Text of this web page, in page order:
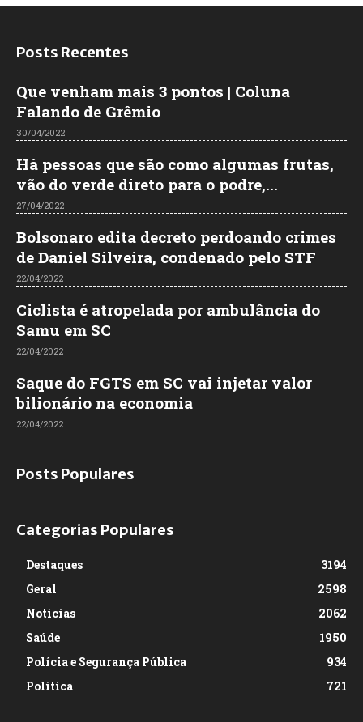
Posts Recentes
Que venham mais 3 pontos | Coluna
Falando de Grêmio
30/04/2022
Há pessoas que são como algumas frutas,
vão do verde direto para o podre,...
27/04/2022
Bolsonaro edita decreto perdoando crimes
de Daniel Silveira, condenado pelo STF
22/04/2022
Ciclista é atropelada por ambulância do
Samu em SC
22/04/2022
Saque do FGTS em SC vai injetar valor
bilionário na economia
22/04/2022
Posts Populares
Categorias Populares
Destaques
3194
Geral
2598
Notícias
2062
Saúde
1950
Polícia e Segurança Pública
934
Política
721